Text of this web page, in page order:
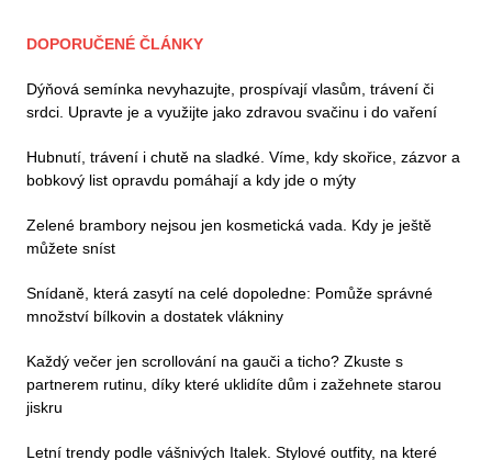
DOPORUČENÉ ČLÁNKY
Dýňová semínka nevyhazujte, prospívají vlasům, trávení či
srdci. Upravte je a využijte jako zdravou svačinu i do vaření
Hubnutí, trávení i chutě na sladké. Víme, kdy skořice, zázvor a
bobkový list opravdu pomáhají a kdy jde o mýty
Zelené brambory nejsou jen kosmetická vada. Kdy je ještě
můžete sníst
Snídaně, která zasytí na celé dopoledne: Pomůže správné
množství bílkovin a dostatek vlákniny
Každý večer jen scrollování na gauči a ticho? Zkuste s
partnerem rutinu, díky které uklidíte dům i zažehnete starou
jiskru
Letní trendy podle vášnivých Italek. Stylové outfity, na které